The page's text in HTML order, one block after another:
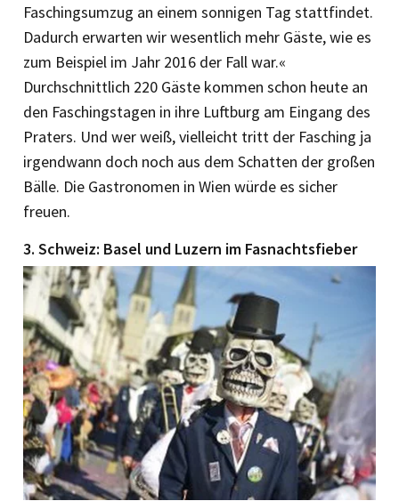
Faschingsumzug an einem sonnigen Tag stattfindet.
Dadurch erwarten wir wesentlich mehr Gäste, wie es
zum Beispiel im Jahr 2016 der Fall war.«
Durchschnittlich 220 Gäste kommen schon heute an
den Faschingstagen in ihre Luftburg am Eingang des
Praters. Und wer weiß, vielleicht tritt der Fasching ja
irgendwann doch noch aus dem Schatten der großen
Bälle. Die Gastronomen in Wien würde es sicher
freuen.
3. Schweiz: Basel und Luzern im Fasnachtsfieber